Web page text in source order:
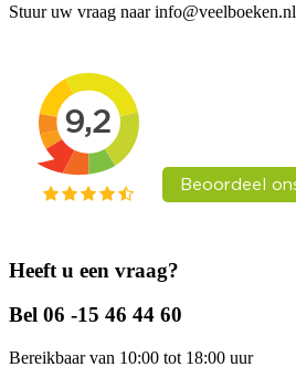
Stuur uw vraag naar info@veelboeken.nl
Heeft u een vraag?
Bel 06 -15 46 44 60
Bereikbaar van 10:00 tot 18:00 uur